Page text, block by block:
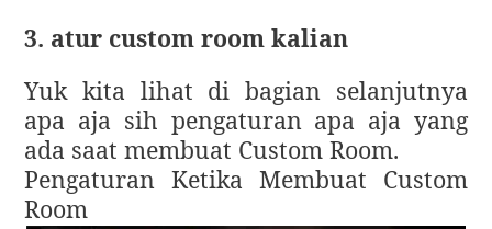
3. atur custom room kalian
Yuk kita lihat di bagian selanjutnya
apa aja sih pengaturan apa aja yang
ada saat membuat Custom Room.
Pengaturan Ketika Membuat Custom
Room